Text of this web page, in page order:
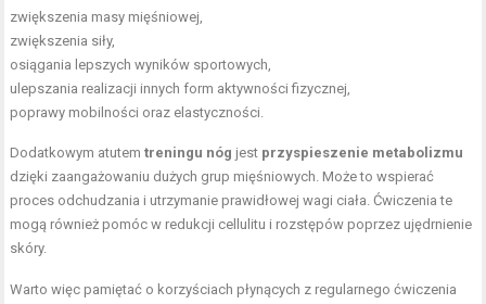
zwiększenia masy mięśniowej,
zwiększenia siły,
osiągania lepszych wyników sportowych,
ulepszania realizacji innych form aktywności fizycznej,
poprawy mobilności oraz elastyczności.
Dodatkowym atutemtreningu nóg jest przyspieszenie metabolizmu
dzięki zaangażowaniu dużych grup mięśniowych. Może to wspierać
proces odchudzania i utrzymanie prawidłowej wagi ciała. Ćwiczenia te
mogą również pomóc w redukcji cellulitu i rozstępów poprzez ujędrnienie
skóry.
Warto więc pamiętać o korzyściach płynących z regularnego ćwiczenia